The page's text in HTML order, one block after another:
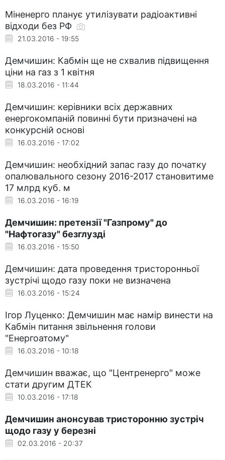
Міненерго планує утилізувати радіоактивні
відходи без РФ
21.03.2016 - 19:55
Демчишин: Кабмін ще не схвалив підвищення
ціни на газ з 1 квітня
18.03.2016 - 11:44
Демчишин: керівники всіх державних
енергокомпаній повинні бути призначені на
конкурсній основі
16.03.2016 - 17:02
Демчишин: необхідний запас газу до початку
опалювального сезону 2016-2017 становитиме
17 млрд куб. м
16.03.2016 - 16:19
Демчишин: претензії "Газпрому" до
"Нафтогазу" безглузді
16.03.2016 - 15:50
Демчишин: дата проведення тристоронньої
зустрічі щодо газу поки не визначена
16.03.2016 - 15:24
Ігор Луценко: Демчишин має намір винести на
Кабмін питання звільнення голови
"Енергоатому"
16.03.2016 - 10:18
Демчишин вважає, що "Центренерго" може
стати другим ДТЕК
10.03.2016 - 17:18
Демчишин анонсував тристоронню зустріч
щодо газу у березні
02.03.2016 - 20:37